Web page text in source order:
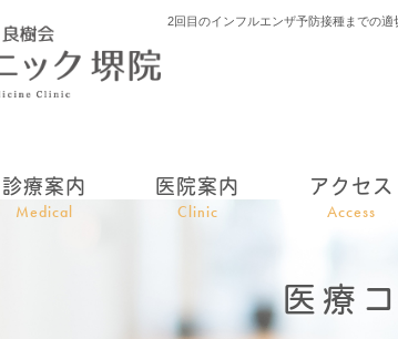
2回目のインフルエンザ予防接種までの
診療案内
Medical
医院案内
Clinic
アクセス
Access
医療